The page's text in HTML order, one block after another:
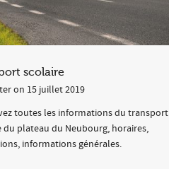
scolaire
on 15 juillet 2019
toutes les informations du transport
du plateau du Neubourg, horaires,
informations générales.